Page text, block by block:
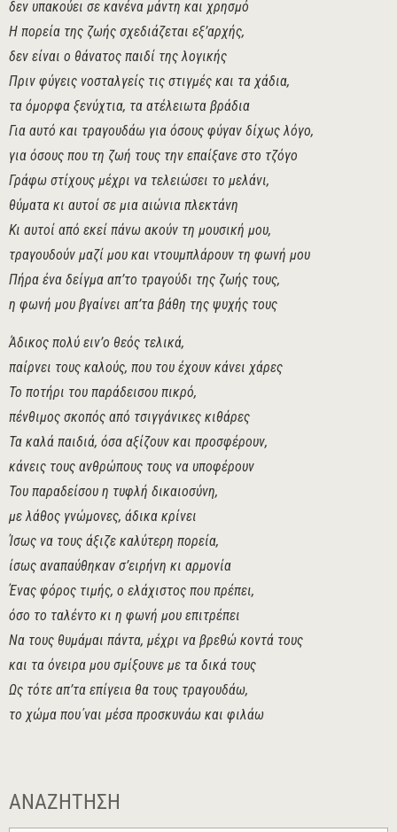
δεν υπακούει σε κανένα μάντη και χρησμό
Η πορεία της ζωής σχεδιάζεται εξ’αρχής,
δεν είναι ο θάνατος παιδί της λογικής
Πριν φύγεις νοσταλγείς τις στιγμές και τα χάδια,
τα όμορφα ξενύχτια, τα ατέλειωτα βράδια
Για αυτό και τραγουδάω για όσους φύγαν δίχως λόγο,
για όσους που τη ζωή τους την επαίξανε στο τζόγο
Γράφω στίχους μέχρι να τελειώσει το μελάνι,
θύματα κι αυτοί σε μια αιώνια πλεκτάνη
Κι αυτοί από εκεί πάνω ακούν τη μουσική μου,
τραγουδούν μαζί μου και ντουμπλάρουν τη φωνή μου
Πήρα ένα δείγμα απ’το τραγούδι της ζωής τους,
η φωνή μου βγαίνει απ’τα βάθη της ψυχής τους
Άδικος πολύ ειν’ο θεός τελικά,
παίρνει τους καλούς, που του έχουν κάνει χάρες
Το ποτήρι του παράδεισου πικρό,
πένθιμος σκοπός από τσιγγάνικες κιθάρες
Τα καλά παιδιά, όσα αξίζουν και προσφέρουν,
κάνεις τους ανθρώπους τους να υποφέρουν
Του παραδείσου η τυφλή δικαιοσύνη,
με λάθος γνώμονες, άδικα κρίνει
Ίσως να τους άξιζε καλύτερη πορεία,
ίσως αναπαύθηκαν σ’ειρήνη κι αρμονία
Ένας φόρος τιμής, ο ελάχιστος που πρέπει,
όσο το ταλέντο κι η φωνή μου επιτρέπει
Να τους θυμάμαι πάντα, μέχρι να βρεθώ κοντά τους
και τα όνειρα μου σμίξουνε με τα δικά τους
Ως τότε απ’τα επίγεια θα τους τραγουδάω,
το χώμα που΄ναι μέσα προσκυνάω και φιλάω
ΑΝΑΖΉΤΗΣΗ